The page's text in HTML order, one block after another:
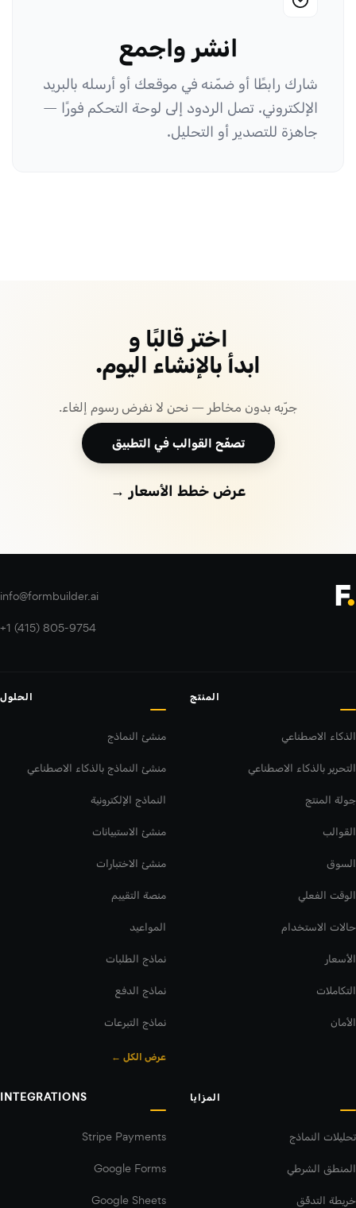
انشر واجمع
شارك رابطًا أو ضمّنه في موقعك أو أرسله بالبريد
الإلكتروني. تصل الردود إلى لوحة التحكم فورًا —
جاهزة للتصدير أو التحليل.
اختر قالبًا و
ابدأ بالإنشاء اليوم.
جرّبه بدون مخاطر — نحن لا نفرض رسوم إلغاء.
تصفّح القوالب في التطبيق
عرض خطط الأسعار →
info@formbuilder.ai
+1 (415) 805-9754
المنتج
الذكاء الاصطناعي
التحرير بالذكاء الاصطناعي
جولة المنتج
القوالب
السوق
الوقت الفعلي
حالات الاستخدام
الأسعار
التكاملات
الأمان
الحلول
منشئ النماذج
منشئ النماذج بالذكاء الاصطناعي
النماذج الإلكترونية
منشئ الاستبيانات
منشئ الاختبارات
منصة التقييم
المواعيد
نماذج الطلبات
نماذج الدفع
نماذج التبرعات
عرض الكل ←
المزايا
تحليلات النماذج
المنطق الشرطي
خريطة التدفّق
INTEGRATIONS
Stripe Payments
Google Forms
Google Sheets